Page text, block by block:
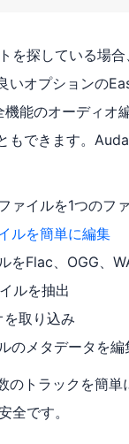
を探している場
いオプションの
能のオーディオ
もできます。
ァイルを1つのフ
ルを簡単に編集
をFlac、OGG、
ルを抽出
取り込み
のメタデータを編
のトラックを簡
全です。